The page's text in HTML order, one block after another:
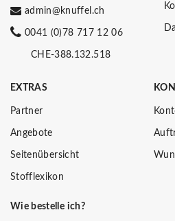
admin@knuffel.ch
0041 (0)78 717 12 06
CHE-388.132.518
EXTRAS
Partner
Angebote
Seitenübersicht
Stofflexikon
Wie bestelle ich?